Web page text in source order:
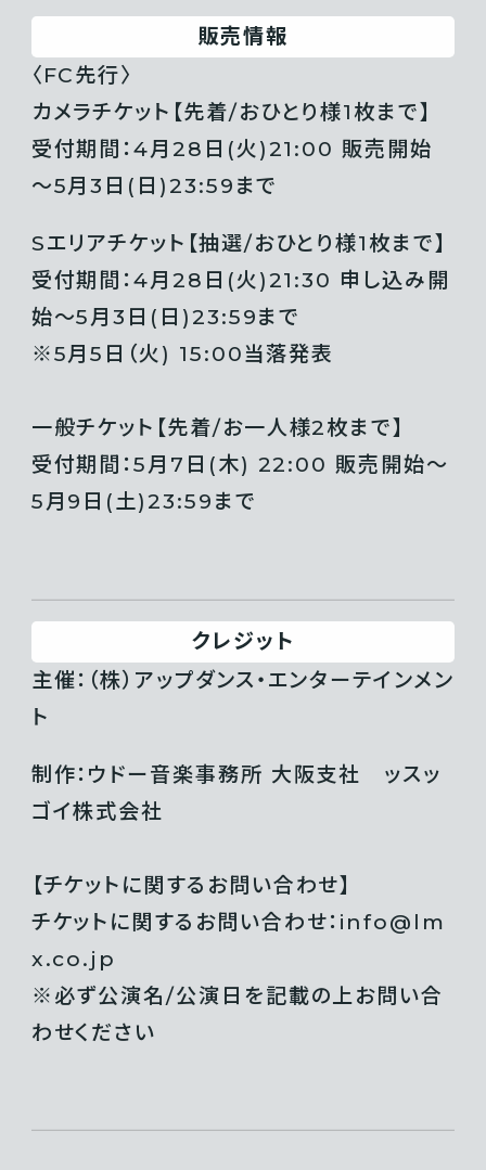
販売情報
〈FC先行〉
カメラチケット【先着/おひとり様1枚まで】
受付期間：4月28日(火)21:00 販売開始
～5月3日(日)23:59まで
Sエリアチケット【抽選/おひとり様1枚まで】
受付期間：4月28日(火)21:30 申し込み開
始～5月3日(日)23:59まで
※5月5日（火) 15:00当落発表
一般チケット【先着/お一人様2枚まで】
受付期間：5月7日(木) 22:00 販売開始～
5月9日(土)23:59まで
クレジット
主催：（株）アップダンス・エンターテインメン
ト
制作：ウドー音楽事務所 大阪支社 ッスッ
ゴイ株式会社
【チケットに関するお問い合わせ】
チケットに関するお問い合わせ：info@lm
x.co.jp
※必ず公演名/公演日を記載の上お問い合
わせください